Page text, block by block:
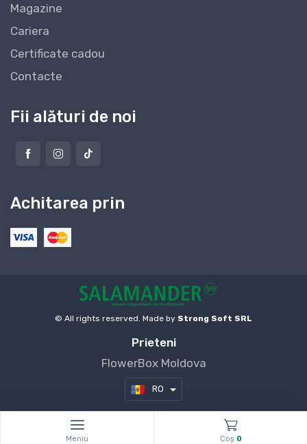
Magazine
Cariera
Certificate cadou
Contacte
Fii alături de noi
Achitarea prin
© All rights reserved. Made by Strong Soft SRL
Prieteni
FlowerBox Moldova
RO
Meniu Coş 0